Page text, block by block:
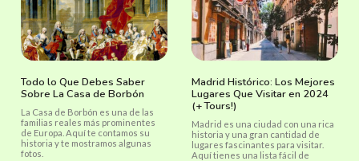
Todo lo Que Debes Saber
Sobre La Casa de Borbón
La Casa de Borbón es una de las
familias reales más prominentes
de Europa. Aquí te contamos su
historia y te mostramos algunas
fotos.
Madrid Histórico: Los Mejores
Lugares Que Visitar en 2024
(+ Tours!)
Madrid es una ciudad con una rica
historia y una gran cantidad de
lugares fascinantes para visitar.
Aquí tienes una lista fácil de